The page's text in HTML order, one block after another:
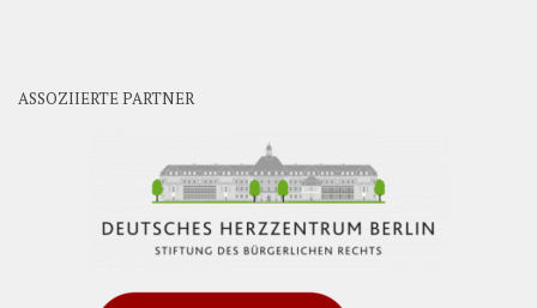
ASSOZIIERTE PARTNER